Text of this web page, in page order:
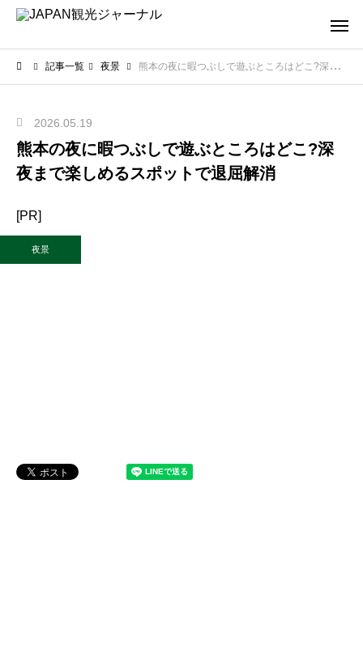
記事一覧 夜景 熊本の夜に暇つぶしで遊ぶところはどこ?深夜まで楽しめるスポットで退屈解消
2026.05.19
熊本の夜に暇つぶしで遊ぶところはどこ?深
夜まで楽しめるスポットで退屈解消
[PR]
夜景